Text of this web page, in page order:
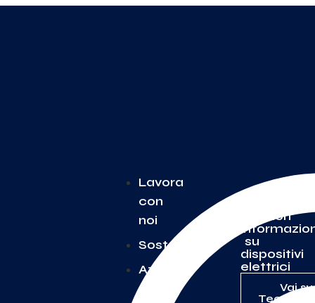
Lavora
con
noi
Sostenibilità
Azienda
Ulteriori
su
dispositivi
elettrici
Vai su